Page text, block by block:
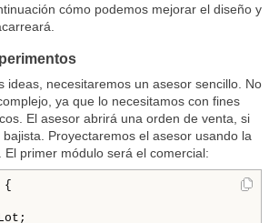
cómo podemos mejorar el diseño y
ideas, necesitaremos un asesor sencillo. No
ya que lo necesitamos con fines
El asesor abrirá una orden de venta, si
Proyectaremos el asesor usando la
primer módulo será el comercial: